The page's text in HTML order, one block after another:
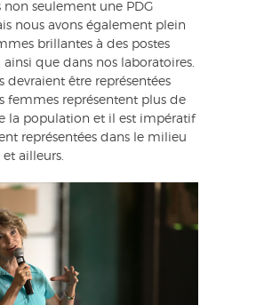
non seulement une PDG
nous avons également plein
brillantes à des postes
que dans nos laboratoires.
devraient être représentées
femmes représentent plus de
la population et il est impératif
représentées dans le milieu
et ailleurs.